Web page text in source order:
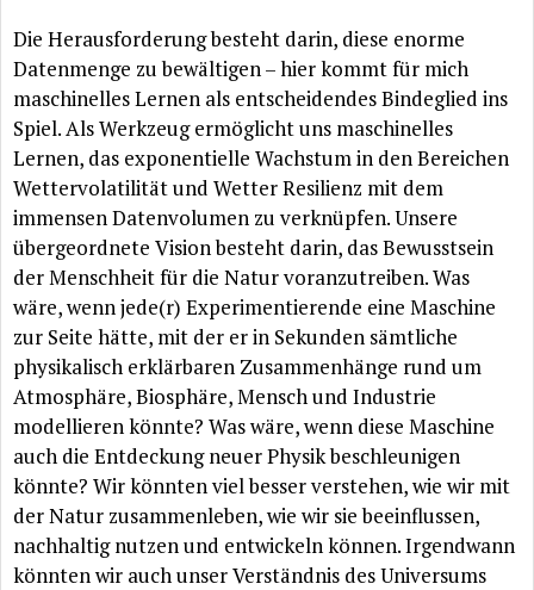
Die Herausforderung besteht darin, diese enorme
Datenmenge zu bewältigen – hier kommt für mich
maschinelles Lernen als entscheidendes Bindeglied ins
Spiel. Als Werkzeug ermöglicht uns maschinelles
Lernen, das exponentielle Wachstum in den Bereichen
Wettervolatilität und Wetter Resilienz mit dem
immensen Datenvolumen zu verknüpfen. Unsere
übergeordnete Vision besteht darin, das Bewusstsein
der Menschheit für die Natur voranzutreiben. Was
wäre, wenn jede(r) Experimentierende eine Maschine
zur Seite hätte, mit der er in Sekunden sämtliche
physikalisch erklärbaren Zusammenhänge rund um
Atmosphäre, Biosphäre, Mensch und Industrie
modellieren könnte? Was wäre, wenn diese Maschine
auch die Entdeckung neuer Physik beschleunigen
könnte? Wir könnten viel besser verstehen, wie wir mit
der Natur zusammenleben, wie wir sie beeinflussen,
nachhaltig nutzen und entwickeln können. Irgendwann
könnten wir auch unser Verständnis des Universums